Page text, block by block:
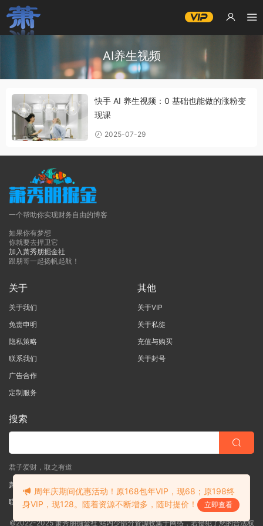
AI养生视频
快手 AI 养生视频：0 基础也能做的涨粉变
现课
2025-07-29
一个帮助你实现财务自由的博客
如果你有梦想
你就要去捍卫它
加入萧秀朋掘金社
跟朋哥一起扬帆起航！
关于
关于我们
免责申明
隐私策略
联系我们
广告合作
定制服务
其他
关于VIP
关于私徒
充值与购买
关于封号
搜索
君子爱财，取之有道
萧秀朋掘金社
联系客服(说明需求，勿问在否)
©2022-2025 萧秀朋掘金社 站内少部分资源收集于网络，若侵犯了您的合法权
周年庆期间优惠活动！原168包年VIP，现68；原198终
身VIP，现128。随着资源不断增多，随时提价！
立即查看